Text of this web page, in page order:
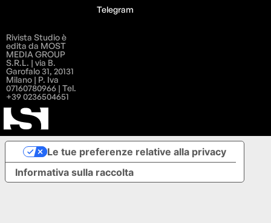
Telegram
Rivista Studio è
edita da MOST
MEDIA GROUP
S.R.L. | via B.
Garofalo 31, 20131
Milano | P. Iva
07160780966 | Tel.
+39 0236504651
Informativa sulla raccolta
Le tue preferenze relative alla privacy